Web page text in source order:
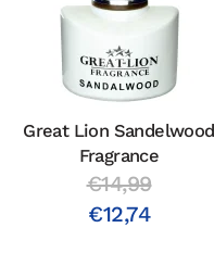
Great Lion Sandelwood
Fragrance
€14,99
€12,74